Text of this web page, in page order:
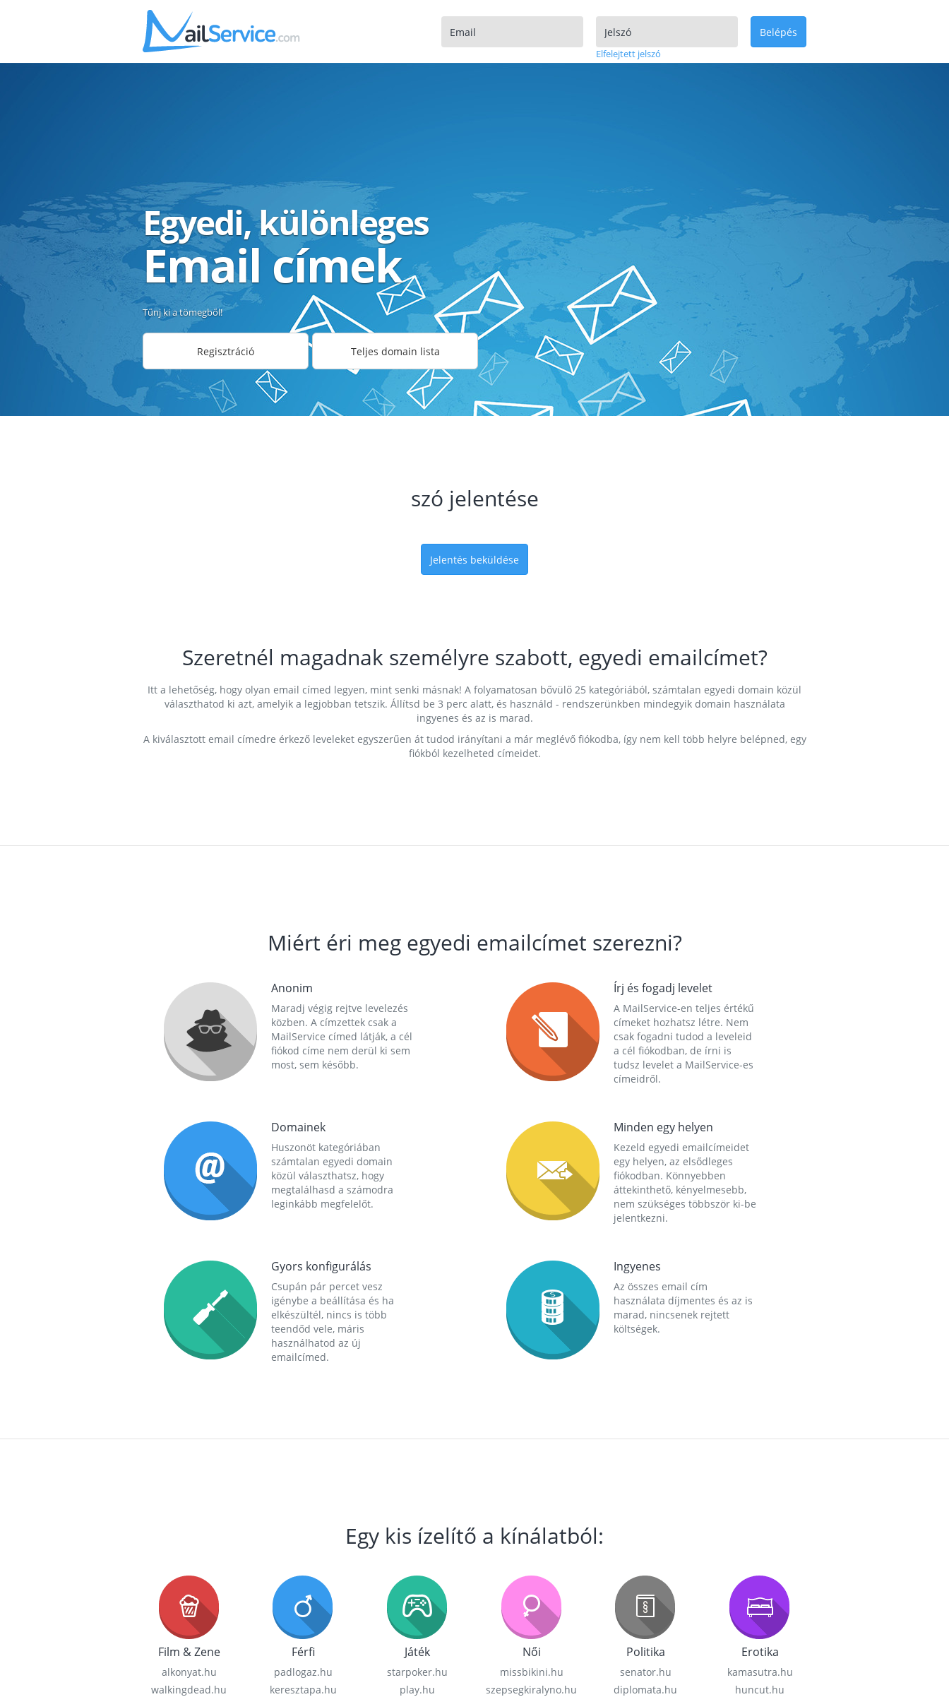
Elfelejtett jelszó
Belépés
Egyedi, különleges
Email címek
Tűnj ki a tömegből!
Regisztráció Teljes domain lista
szó jelentése
Jelentés beküldése
Szeretnél magadnak személyre szabott, egyedi emailcímet?
Itt a lehetőség, hogy olyan email címed legyen, mint senki másnak! A folyamatosan bővülő 25 kategóriából, számtalan egyedi domain közül
választhatod ki azt, amelyik a legjobban tetszik. Állítsd be 3 perc alatt, és használd - rendszerünkben mindegyik domain használata
ingyenes és az is marad.
A kiválasztott email címedre érkező leveleket egyszerűen át tudod irányítani a már meglévő fiókodba, így nem kell több helyre belépned, egy
fiókból kezelheted címeidet.
Miért éri meg egyedi emailcímet szerezni?
Anonim
Maradj végig rejtve levelezés
közben. A címzettek csak a
MailService címed látják, a cél
fiókod címe nem derül ki sem
most, sem később.
Írj és fogadj levelet
A MailService-en teljes értékű
címeket hozhatsz létre. Nem
csak fogadni tudod a leveleid
a cél fiókodban, de írni is
tudsz levelet a MailService-es
címeidről.
Domainek
Huszonöt kategóriában
számtalan egyedi domain
közül választhatsz, hogy
megtalálhasd a számodra
leginkább megfelelőt.
Minden egy helyen
Kezeld egyedi emailcímeidet
egy helyen, az elsődleges
fiókodban. Könnyebben
áttekinthető, kényelmesebb,
nem szükséges többször ki-be
jelentkezni.
Gyors konfigurálás
Csupán pár percet vesz
igénybe a beállítása és ha
elkészültél, nincs is több
teendőd vele, máris
használhatod az új
emailcímed.
Ingyenes
Az összes email cím
használata díjmentes és az is
marad, nincsenek rejtett
költségek.
Egy kis ízelítő a kínálatból:
Film & Zene
alkonyat.hu
walkingdead.hu
Férfi
padlogaz.hu
keresztapa.hu
Játék
starpoker.hu
play.hu
Női
missbikini.hu
szepsegkiralyno.hu
Politika
senator.hu
diplomata.hu
Erotika
kamasutra.hu
huncut.hu